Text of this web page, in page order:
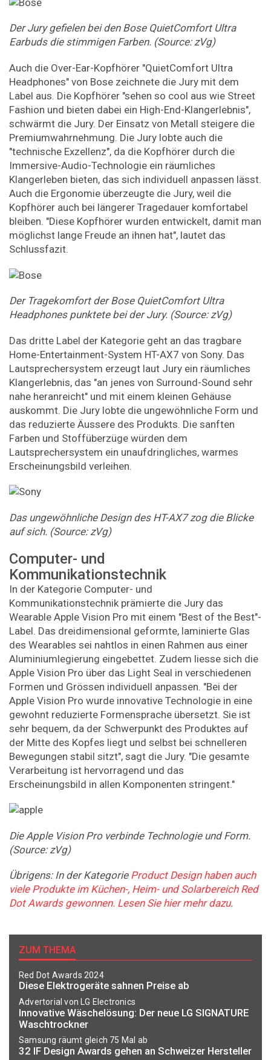
Der Jury gefielen bei den Bose QuietComfort Ultra
Earbuds die stimmigen Farben. (Source: zVg)
Auch die Over-Ear-Kopfhörer "QuietComfort Ultra
Headphones" von Bose zeichnete die Jury mit dem
Label aus. Die Kopfhörer "sehen so cool aus wie Street
Fashion und bieten dabei ein High-End-Klangerlebnis",
schwärmt die Jury. Der Einsatz von Metall steigere die
Premiumwahrnehmung. Die Jury lobte auch die
"technische Exzellenz", da die Kopfhörer durch die
Immersive-Audio-Technologie ein räumliches
Klangerleben bieten, das sich individuell anpassen lässt.
Auch die Ergonomie überzeugte die Jury, weil die
Kopfhörer auch bei längerer Tragedauer komfortabel
bleiben. "Diese Kopfhörer wurden entwickelt, damit man
möglichst lange Freude an ihnen hat", lautet das
Schlussfazit.
Der Tragekomfort der Bose QuietComfort Ultra
Headphones punktete bei der Jury. (Source: zVg)
Das dritte Label der Kategorie geht an das tragbare
Home-Entertainment-System HT-AX7 von Sony. Das
Lautsprechersystem erzeugt laut Jury ein räumliches
Klangerlebnis, das "an jenes von Surround-Sound sehr
nahe heranreicht" und mit einem kleinen Gehäuse
auskommt. Die Jury lobte die ungewöhnliche Form und
das reduzierte Äussere des Produkts. Die sanften
Farben und Stoffüberzüge würden dem
Lautsprechersystem ein unaufdringliches, warmes
Erscheinungsbild verleihen.
Das ungewöhnliche Design des HT-AX7 zog die Blicke
auf sich. (Source: zVg)
Computer- und
Kommunikationstechnik
In der Kategorie Computer- und
Kommunikationstechnik prämierte die Jury das
Wearable Apple Vision Pro mit einem "Best of the Best"-
Label. Das dreidimensional geformte, laminierte Glas
des Wearables sei nahtlos in einen Rahmen aus einer
Aluminiumlegierung eingebettet. Zudem liesse sich die
Apple Vision Pro über das Light Seal in verschiedenen
Formen und Grössen individuell anpassen. "Bei der
Apple Vision Pro wurde innovative Technologie in eine
gewohnt reduzierte Formensprache übersetzt. Sie ist
sehr bequem, da der Schwerpunkt des Produktes auf
der Mitte des Kopfes liegt und selbst bei schnelleren
Bewegungen stabil sitzt", sagt die Jury. "Die gesamte
Verarbeitung ist hervorragend und das
Erscheinungsbild in allen Komponenten stringent."
Die Apple Vision Pro verbinde Technologie und Form.
(Source: zVg)
Übrigens: In der Kategorie Product Design haben auch
viele Produkte im Küchen-, Heim- und Solarbereich Red
Dot Awards gewonnen. Lesen Sie hier mehr dazu.
ZUM THEMA
Red Dot Awards 2024
Diese Elektrogeräte sahnen Preise ab
Advertorial von LG Electronics
Innovative Wäschelösung: Der neue LG SIGNATURE
Waschtrockner
Samsung räumt gleich 75 Mal ab
32 IF Design Awards gehen an Schweizer Hersteller